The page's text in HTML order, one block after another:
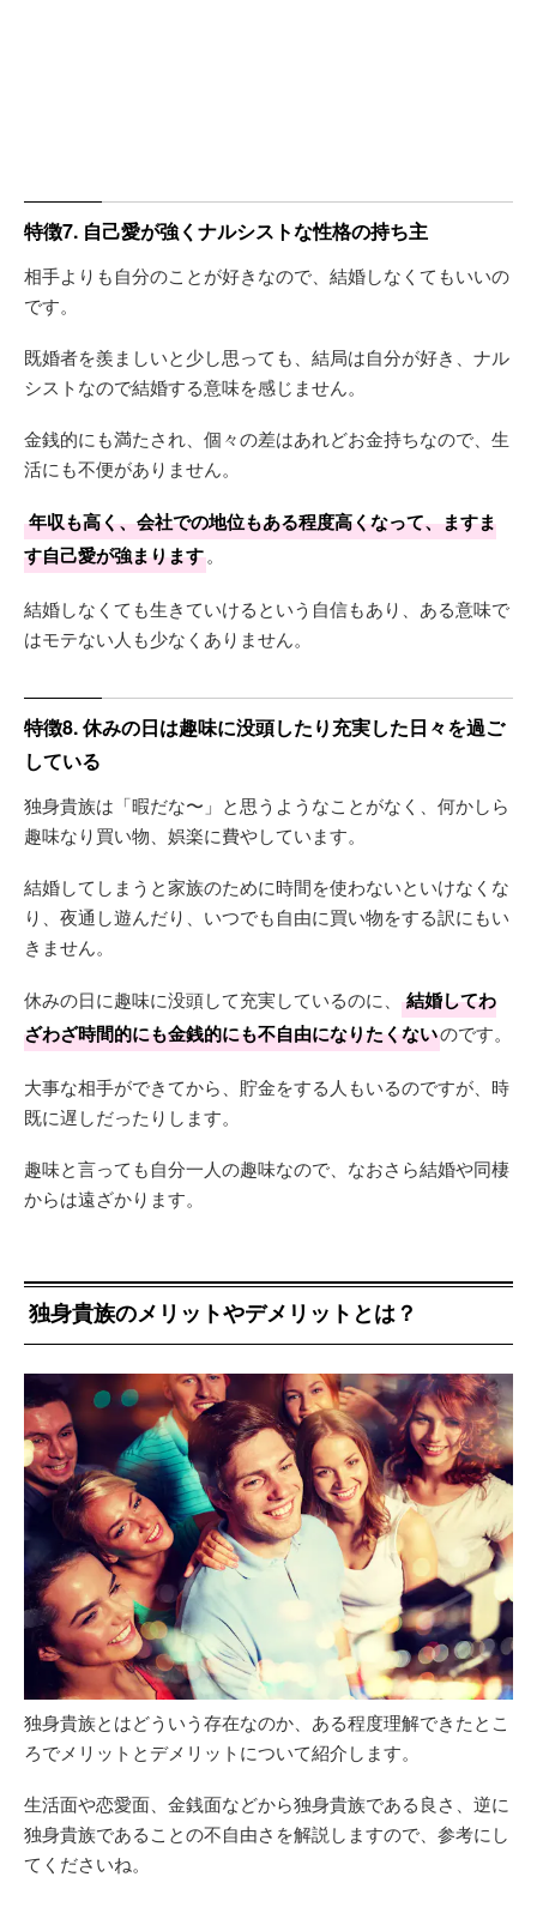
特徴7. 自己愛が強くナルシストな性格の持ち主
相手よりも自分のことが好きなので、結婚しなくてもいいの
です。
既婚者を羨ましいと少し思っても、結局は自分が好き、ナル
シストなので結婚する意味を感じません。
金銭的にも満たされ、個々の差はあれどお金持ちなので、生
活にも不便がありません。
年収も高く、会社での地位もある程度高くなって、ますま
す自己愛が強まります。
結婚しなくても生きていけるという自信もあり、ある意味で
はモテない人も少なくありません。
特徴8. 休みの日は趣味に没頭したり充実した日々を過ご
している
独身貴族は「暇だな〜」と思うようなことがなく、何かしら
趣味なり買い物、娯楽に費やしています。
結婚してしまうと家族のために時間を使わないといけなくな
り、夜通し遊んだり、いつでも自由に買い物をする訳にもい
きません。
休みの日に趣味に没頭して充実しているのに、
結婚してわ
ざわざ時間的にも金銭的にも不自由になりたくないのです。
大事な相手ができてから、貯金をする人もいるのですが、時
既に遅しだったりします。
趣味と言っても自分一人の趣味なので、なおさら結婚や同棲
からは遠ざかります。
独身貴族のメリットやデメリットとは？
独身貴族とはどういう存在なのか、ある程度理解できたとこ
ろでメリットとデメリットについて紹介します。
生活面や恋愛面、金銭面などから独身貴族である良さ、逆に
独身貴族であることの不自由さを解説しますので、参考にし
てくださいね。